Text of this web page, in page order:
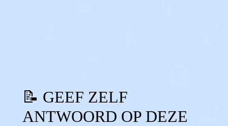
📝 GEEF ZELF
ANTWOORD OP DEZE